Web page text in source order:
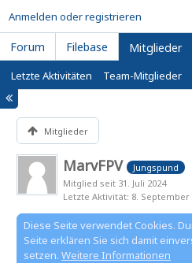
Anmelden oder registrieren
Forum Filebase Mitglieder
Letzte Aktivitäten Team-Mitglieder
Mitglieder
MarvFPV
Jungspund
Mitglied seit 31. Juli 2024
Letzte Aktivität 8. September
Diese Seite verwendet Cookies.
Seite erklären Sie sich damit
setzen. Weitere Informationen